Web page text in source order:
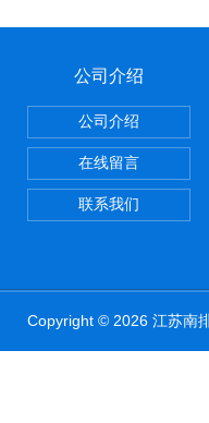
公司介绍
公司介绍
在线留言
联系我们
Copyright © 2026 江苏南